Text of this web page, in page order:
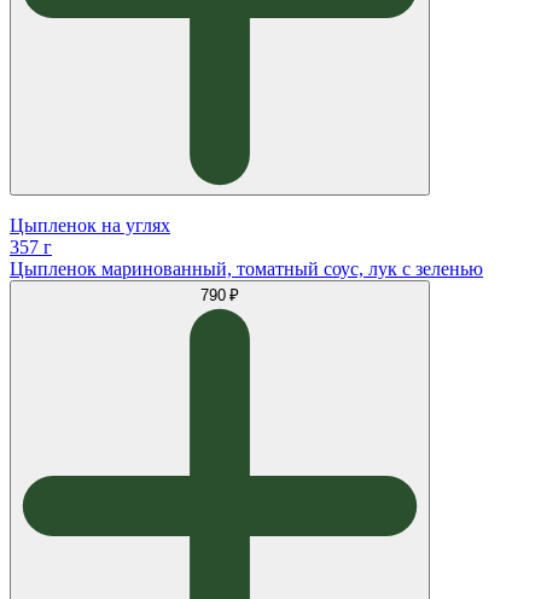
Цыпленок на углях
357 г
Цыпленок маринованный, томатный соус, лук с зеленью
790 ₽